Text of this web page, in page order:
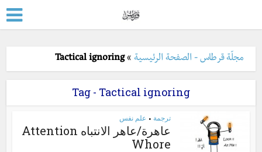
مجلّة قرطاس - الصفحة الرئيسية »
Tactical ignoring
Tag - Tactical ignoring
ترجمة • علم نفس
عاهرة/عاهر الانتباه Attention
Whore